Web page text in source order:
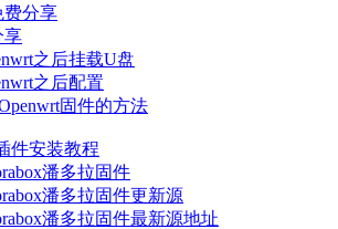
费分享
享
之后挂载U盘
之后配置
固件的方法
件安装教程
潘多拉固件
潘多拉固件更新源
潘多拉固件最新源地址